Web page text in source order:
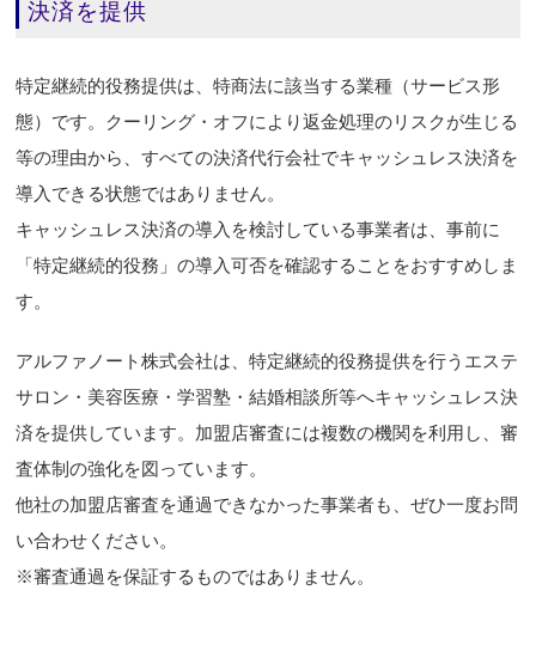
決済を提供
特定継続的役務提供は、特商法に該当する業種（サービス形
態）です。クーリング・オフにより返金処理のリスクが生じる
等の理由から、すべての決済代行会社でキャッシュレス決済を
導入できる状態ではありません。
キャッシュレス決済の導入を検討している事業者は、事前に
「特定継続的役務」の導入可否を確認することをおすすめしま
す。
アルファノート株式会社は、特定継続的役務提供を行うエステ
サロン・美容医療・学習塾・結婚相談所等へキャッシュレス決
済を提供しています。加盟店審査には複数の機関を利用し、審
査体制の強化を図っています。
他社の加盟店審査を通過できなかった事業者も、ぜひ一度お問
い合わせください。
※審査通過を保証するものではありません。